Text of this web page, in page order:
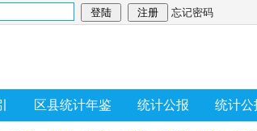
忘记密码
区县统计年鉴 统计公报 统计公